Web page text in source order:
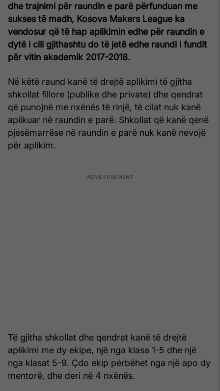
dhe trajnimi për raundin e parë përfunduan me
sukses të madh, Kosova Makers League ka
vendosur që të hap aplikimin edhe për raundin e
dytë i cili gjithashtu do të jetë edhe raundi i fundit
për vitin akademik 2017-2018.
Në këtë raund kanë të drejtë aplikimi të gjitha
shkollat fillore (publike dhe private) dhe qendrat
që punojnë me nxënës të rinjë, të cilat nuk kanë
aplikuar në raundin e parë. Shkollat që kanë qenë
pjesëmarrëse në raundin e parë nuk kanë nevojë
për aplikim.
Të gjitha shkollat dhe qendrat kanë të drejtë
aplikimi me dy ekipe, një nga klasa 1-5 dhe një
nga klasat 5-9. Çdo ekip përbëhet nga një apo dy
mentorë, dhe deri në 4 nxënës.